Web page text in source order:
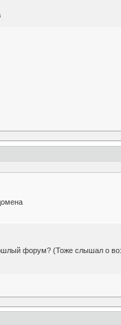
форум? (Тоже слышал о